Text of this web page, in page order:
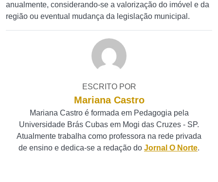
anualmente, considerando-se a valorização do imóvel e da
região ou eventual mudança da legislação municipal.
ESCRITO POR
Mariana Castro
Mariana Castro é formada em Pedagogia pela
Universidade Brás Cubas em Mogi das Cruzes - SP.
Atualmente trabalha como professora na rede privada
de ensino e dedica-se a redação do Jornal O Norte.